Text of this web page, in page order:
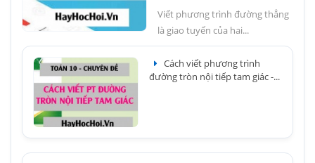
Viết phương trình đường thẳng
là giao tuyến của hai...
Cách viết phương trình
đường tròn nội tiếp tam giác -...